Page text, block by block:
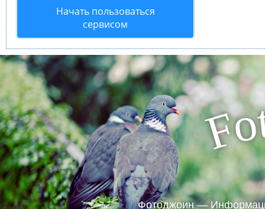
Начать пользоваться
сервисом
Fo
Фотоджоин —